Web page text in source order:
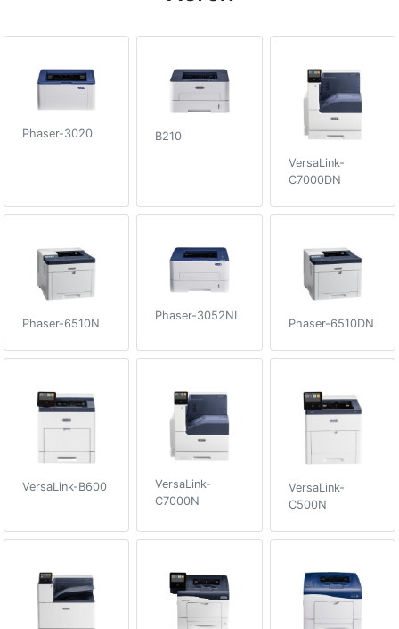
Phaser-3020
B210
VersaLink-
C7000DN
Phaser-6510N
Phaser-3052NI
Phaser-6510DN
VersaLink-B600
VersaLink-
C7000N
VersaLink-
C500N